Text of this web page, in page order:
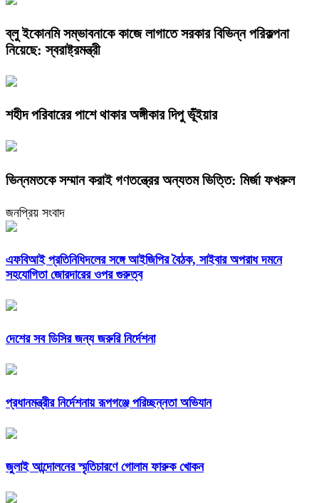
ব্লু ইকোনমি সম্ভাবনাকে কাজে লাগাতে সরকার বিভিন্ন পরিকল্পনা
নিয়েছে: স্বরাষ্ট্রমন্ত্রী
শহীদ পরিবারের পাশে থাকার অঙ্গীকার দিপু ভূঁইয়ার
ভিন্নমতকে সম্মান করাই গণতন্ত্রের অন্যতম ভিত্তি: মির্জা ফখরুল
জনপ্রিয় সংবাদ
এফবিআই প্রতিনিধিদলের সঙ্গে আইজিপির বৈঠক, সাইবার অপরাধ দমনে
সহযোগিতা জোরদারের ওপর গুরুত্ব
দেশের সব ডিসির জন্য জরুরি নির্দেশনা
প্রধানমন্ত্রীর নির্দেশনায় রূপগঞ্জে পরিচ্ছন্নতা অভিযান
জুলাই আন্দোলনের স্মৃতিচারণে গোলাম ফারুক খোকন